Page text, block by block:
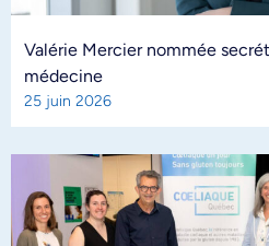
Valérie Mercier nommée
médecine
25 juin 2026